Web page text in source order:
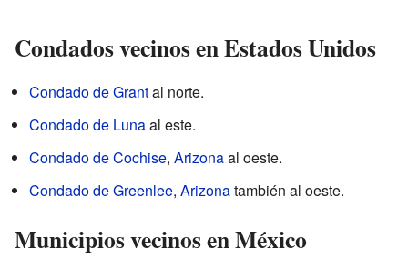
Condados vecinos en Estados Unidos
Condado de Grantal norte.
Condado de Lunaal este.
Condado de Cochise, Arizonaal oeste.
Condado de Greenlee, Arizonatambién al oeste.
Municipios vecinos en México